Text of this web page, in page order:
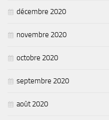
décembre 2020
novembre 2020
octobre 2020
septembre 2020
août 2020